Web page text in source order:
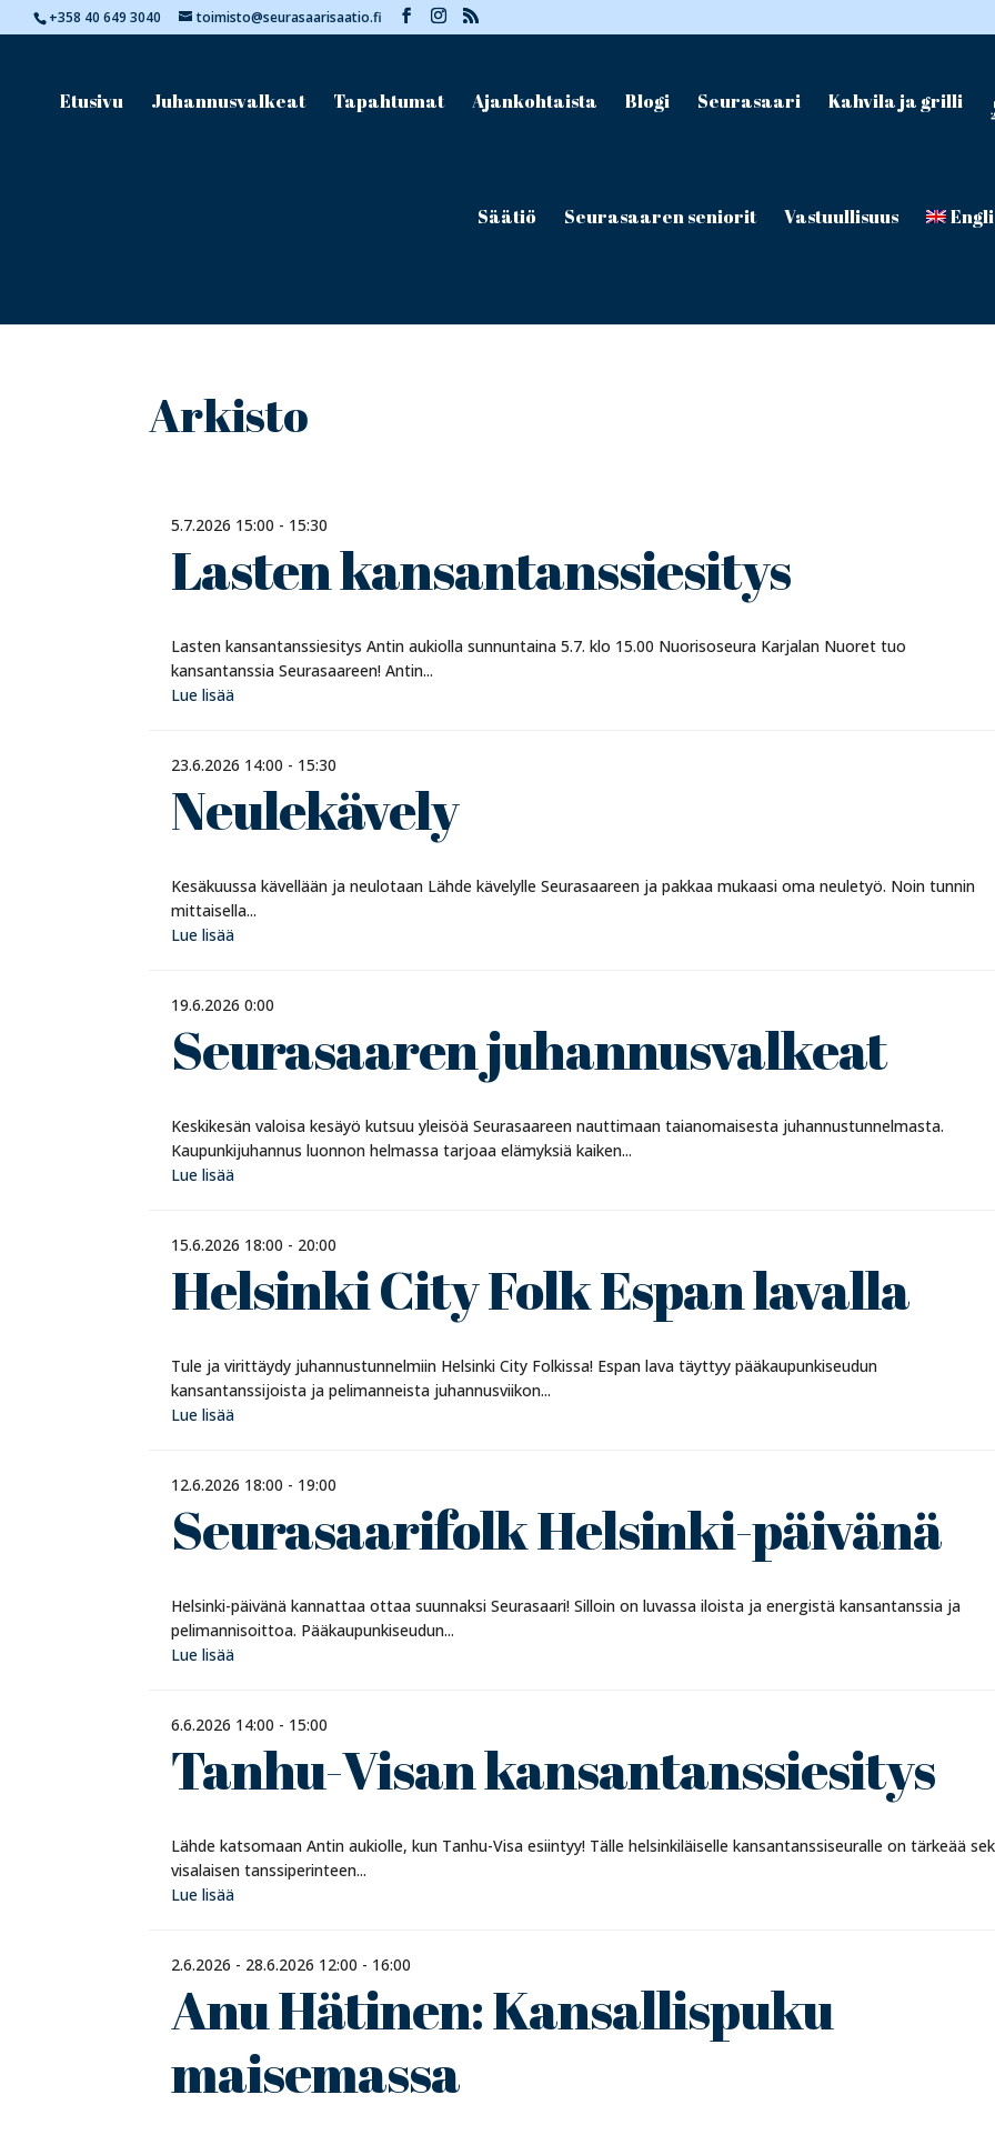
+358 40 649 3040 toimisto@seurasaarisaatio.fi
Etusivu Juhannusvalkeat Tapahtumat Ajankohtaista Blogi Seurasaari Kahvila ja grilli
Säätiö Seurasaaren seniorit Vastuullisuus
Arkisto
5.7.2026 15:00 - 15:30
Lasten kansantanssiesitys
Lasten kansantanssiesitys Antin aukiolla sunnuntaina 5.7. klo 15.00 Nuorisoseura Karjalan Nuoret tuo
kansantanssia Seurasaareen! Antin...
Lue lisää
23.6.2026 14:00 - 15:30
Neulekävely
Kesäkuussa kävellään ja neulotaan Lähde kävelylle Seurasaareen ja pakkaa mukaasi oma neuletyö. Noin tunnin
mittaisella...
Lue lisää
19.6.2026 0:00
Seurasaaren juhannusvalkeat
Keskikesän valoisa kesäyö kutsuu yleisöä Seurasaareen nauttimaan taianomaisesta juhannustunnelmasta.
Kaupunkijuhannus luonnon helmassa tarjoaa elämyksiä kaiken...
Lue lisää
15.6.2026 18:00 - 20:00
Helsinki City Folk Espan lavalla
Tule ja virittäydy juhannustunnelmiin Helsinki City Folkissa! Espan lava täyttyy pääkaupunkiseudun
kansantanssijoista ja pelimanneista juhannusviikon...
Lue lisää
12.6.2026 18:00 - 19:00
Seurasaarifolk Helsinki-päivänä
Helsinki-päivänä kannattaa ottaa suunnaksi Seurasaari! Silloin on luvassa iloista ja energistä kansantanssia ja
pelimannisoittoa. Pääkaupunkiseudun...
Lue lisää
6.6.2026 14:00 - 15:00
Tanhu-Visan kansantanssiesitys
Lähde katsomaan Antin aukiolle, kun Tanhu-Visa esiintyy! Tälle helsinkiläiselle kansantanssiseuralle on tärkeää
visalaisen tanssiperinteen...
Lue lisää
2.6.2026 - 28.6.2026 12:00 - 16:00
Anu Hätinen: Kansallispuku
maisemassa